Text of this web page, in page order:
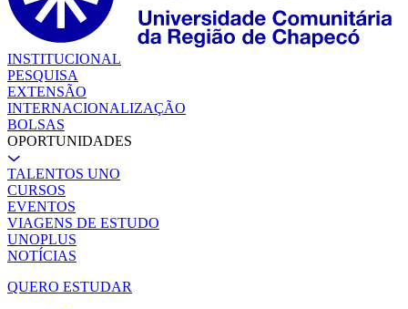
INSTITUCIONAL
PESQUISA
EXTENSÃO
INTERNACIONALIZAÇÃO
BOLSAS
OPORTUNIDADES
TALENTOS UNO
CURSOS
EVENTOS
VIAGENS DE ESTUDO
UNOPLUS
NOTÍCIAS
QUERO ESTUDAR